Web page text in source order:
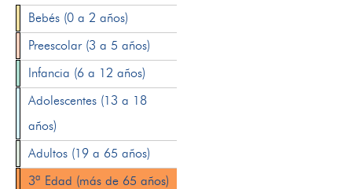
Bebés (0 a 2 años)
Preescolar (3 a 5 años)
Infancia (6 a 12 años)
Adolescentes (13 a 18
años)
Adultos (19 a 65 años)
3ª Edad (más de 65 años)